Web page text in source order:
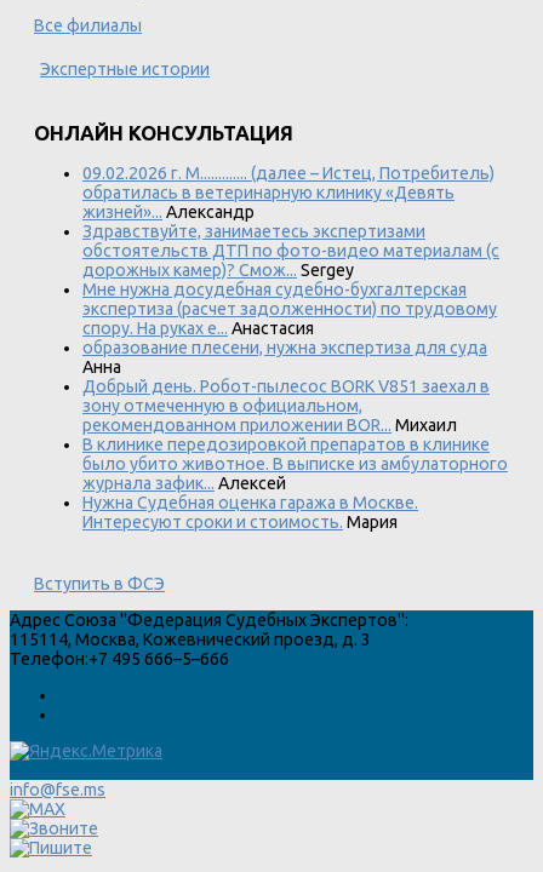
Все филиалы
Экспертные истории
ОНЛАЙН КОНСУЛЬТАЦИЯ
09.02.2026 г. М............. (далее – Истец, Потребитель)
обратилась в ветеринарную клинику «Девять
жизней»... Александр
Здравствуйте, занимаетесь экспертизами
обстоятельств ДТП по фото-видео материалам (с
дорожных камер)? Смож... Sergey
Мне нужна досудебная судебно-бухгалтерская
экспертиза (расчет задолженности) по трудовому
спору. На руках е... Анастасия
образование плесени, нужна экспертиза для суда
Анна
Добрый день. Робот-пылесос BORK V851 заехал в
зону отмеченную в официальном,
рекомендованном приложении BOR... Михаил
В клинике передозировкой препаратов в клинике
было убито животное. В выписке из амбулаторного
журнала зафик... Алексей
Нужна Судебная оценка гаража в Москве.
Интересуют сроки и стоимость. Мария
Вступить в ФСЭ
Адрес Союза "Федерация Судебных Экспертов":
115114, Москва, Кожевнический проезд, д. 3
Телефон:+7 495 666–5–666
info@fse.ms